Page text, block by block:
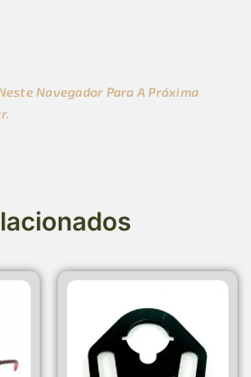
Navegador Para A Próxima